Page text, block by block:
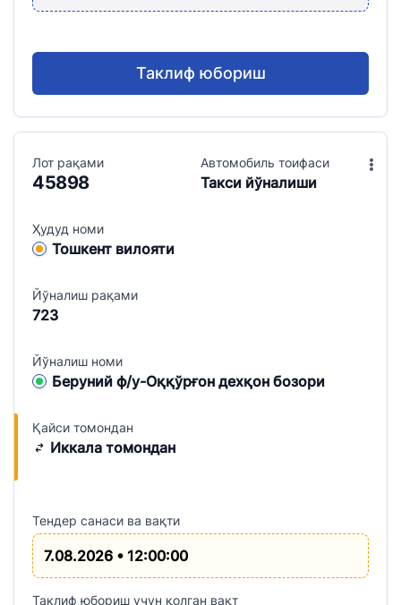
Таклиф юбориш
Лот рақами
45898
Ҳудуд номи
Тошкент вилояти
Йўналиш рақами
723
Йўналиш номи
Беруний ф/у-Оққўрғон дехқон бозори
Aвтомобиль тоифаси
Такси йўналиши
Қайси томондан
Иккала томондан
Тендер санаси ва вақти
7.08.2026 • 12:00:00
Таклиф юбориш учун қолган вақт